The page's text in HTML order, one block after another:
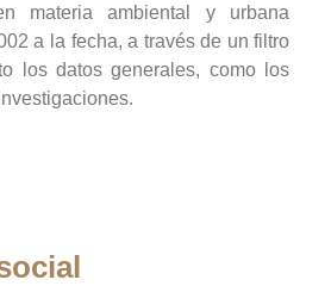
materia ambiental y urbana
a la fecha, a través de un filtro
los datos generales, como los